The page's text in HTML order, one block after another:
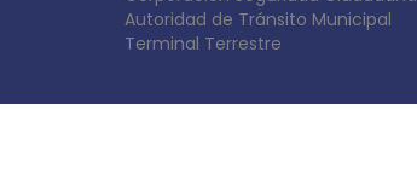
Autoridad de Tránsito Municipal
Terminal Terrestre